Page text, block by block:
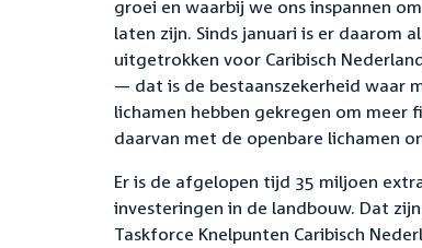
groei en waarbij we ons inspannen
laten zijn. Sinds januari is er daarom
uitgetrokken voor Caribisch
— dat is de bestaanszekerheid waar
lichamen hebben gekregen om meer
daarvan met de openbare lichamen
Er is de afgelopen tijd 35 miljoen
investeringen in de landbouw. Dat
Taskforce Knelpunten Caribisch